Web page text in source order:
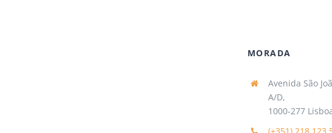
MORADA
Avenida São
A/D,
1000-277
(+351) 218 123